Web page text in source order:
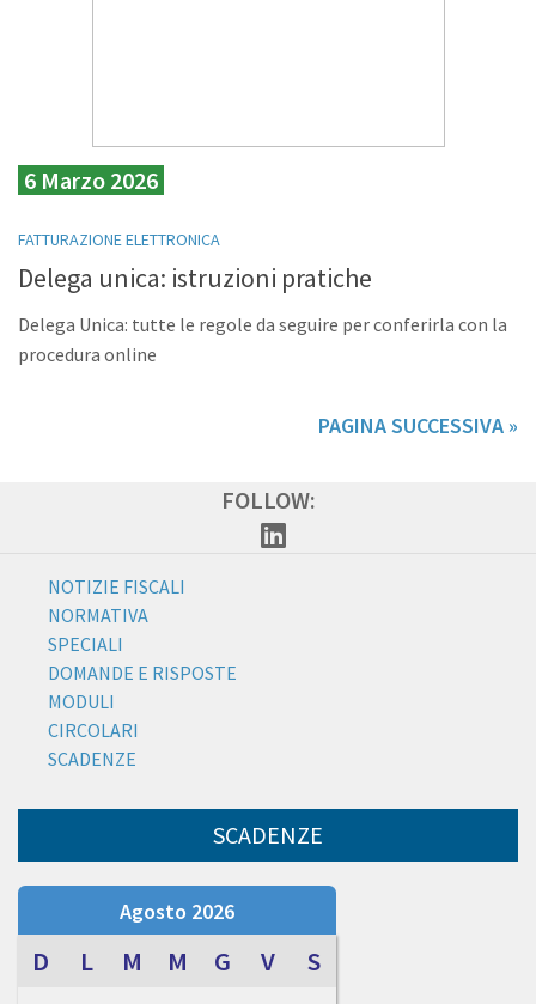
6 Marzo 2026
FATTURAZIONE ELETTRONICA
Delega unica: istruzioni pratiche
Delega Unica: tutte le regole da seguire per conferirla con la
procedura online
PAGINA SUCCESSIVA »
FOLLOW:
NOTIZIE FISCALI
NORMATIVA
SPECIALI
DOMANDE E RISPOSTE
MODULI
CIRCOLARI
SCADENZE
SCADENZE
Agosto 2026
D L M M G V S